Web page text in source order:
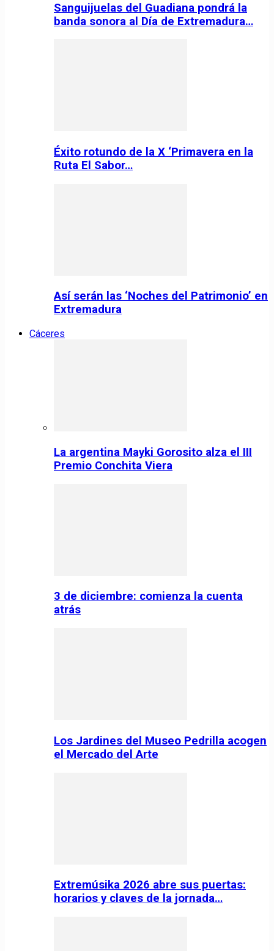
Sanguijuelas del Guadiana pondrá la
banda sonora al Día de Extremadura…
Éxito rotundo de la X ‘Primavera en la
Ruta El Sabor…
Así serán las ‘Noches del Patrimonio’ en
Extremadura
Cáceres
La argentina Mayki Gorosito alza el III
Premio Conchita Viera
3 de diciembre: comienza la cuenta
atrás
Los Jardines del Museo Pedrilla acogen
el Mercado del Arte
Extremúsika 2026 abre sus puertas:
horarios y claves de la jornada…